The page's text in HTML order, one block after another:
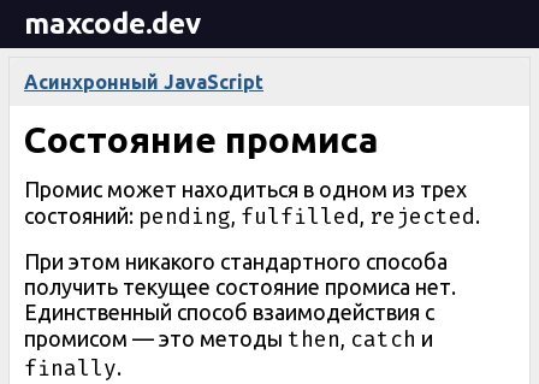
maxcode.dev
Асинхронный JavaScript
Состояние промиса
Промис может находиться в одном из трех
состояний: pending, fulfilled, rejected.
При этом никакого стандартного способа
получить текущее состояние промиса нет.
Единственный способ взаимодействия с
промисом — это методы then catch и
finally.